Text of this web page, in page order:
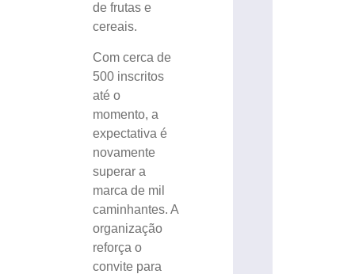
de frutas e
cereais.
Com cerca de
500 inscritos
até o
momento, a
expectativa é
novamente
superar a
marca de mil
caminhantes. A
organização
reforça o
convite para